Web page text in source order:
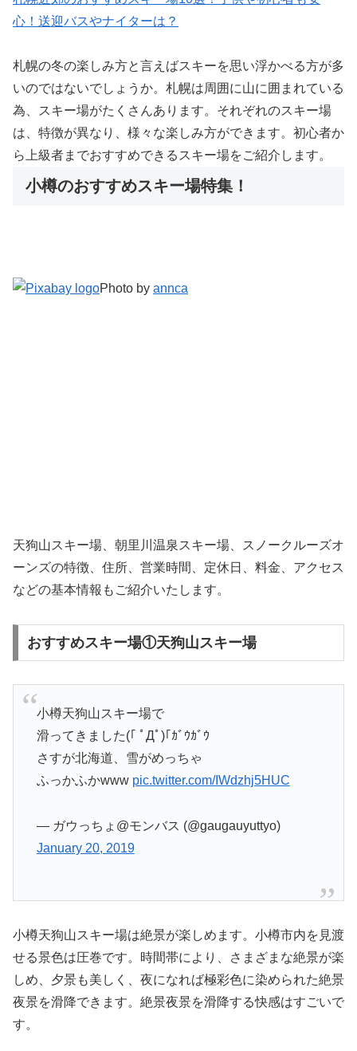
心！送迎バスやナイターは？
札幌の冬の楽しみ方と言えばスキーを思い浮かべる方が多
いのではないでしょうか。札幌は周囲に山に囲まれている
為、スキー場がたくさんあります。それぞれのスキー場
は、特徴が異なり、様々な楽しみ方ができます。初心者か
ら上級者までおすすめできるスキー場をご紹介します。
小樽のおすすめスキー場特集！
Photo by annca
天狗山スキー場、朝里川温泉スキー場、スノークルーズオ
ーンズの特徴、住所、営業時間、定休日、料金、アクセス
などの基本情報もご紹介いたします。
おすすめスキー場①天狗山スキー場
小樽天狗山スキー場で
滑ってきました(｢ ﾟДﾟ)｢ｶﾞｳｶﾞｳ
さすが北海道、雪がめっちゃ
ふっかふかwww pic.twitter.com/IWdzhj5HUC
— ガウっちょ@モンバス (@gaugauyuttyo)
January 20, 2019
小樽天狗山スキー場は絶景が楽しめます。小樽市内を見渡
せる景色は圧巻です。時間帯により、さまざまな絶景が楽
しめ、夕景も美しく、夜になれば極彩色に染められた絶景
夜景を滑降できます。絶景夜景を滑降する快感はすごいで
す。